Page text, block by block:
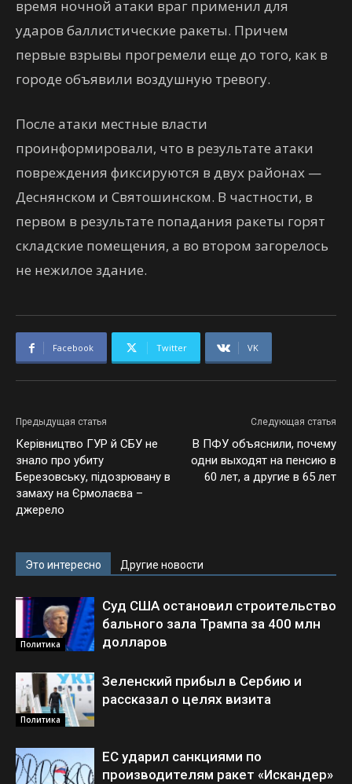
время ночной атаки враг применил для
ударов баллистические ракеты. Причем
первые взрывы прогремели еще до того, как в
городе объявили воздушную тревогу.
После атаки местные власти
проинформировали, что в результате атаки
повреждения фиксируются в двух районах —
Деснянском и Святошинском. В частности, в
первом в результате попадания ракеты горят
складские помещения, а во втором загорелось
не нежилое здание.
Facebook Twitter VK
Предыдущая статья
Керівництво ГУР й СБУ не
знало про убиту
Березовську, підозрювану в
замаху на Єрмолаєва –
джерело
Следующая статья
В ПФУ объяснили, почему
одни выходят на пенсию в
60 лет, а другие в 65 лет
Это интересно Другие новости
Политика
Суд США остановил строительство
бального зала Трампа за 400 млн
долларов
Политика
Зеленский прибыл в Сербию и
рассказал о целях визита
ЕС ударил санкциями по
производителям ракет «Искандер»